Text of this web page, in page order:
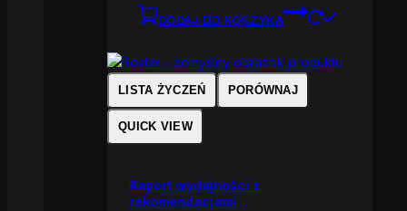
DODAJ DO KOSZYKA
LISTA ŻYCZEŃ PORÓWNAJ
QUICK VIEW
Raport wydajności z
rekomendacjami